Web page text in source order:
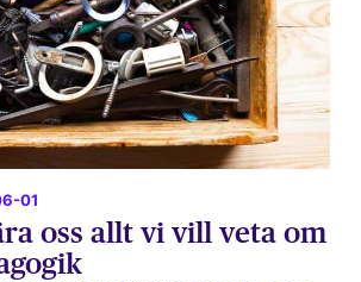
01
oss allt vi vill veta om